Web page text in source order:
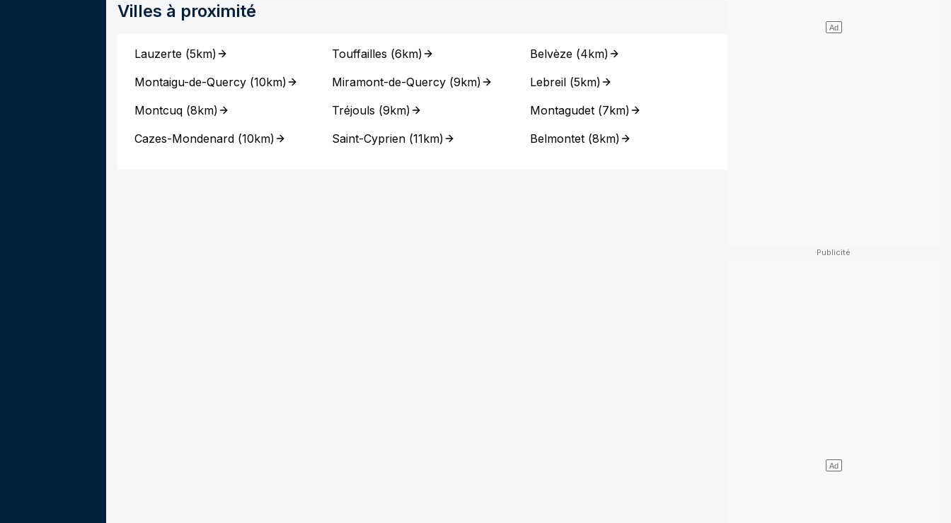
Villes à proximité
Lauzerte (5km)
Montaigu-de-Quercy (10km)
Montcuq (8km)
Cazes-Mondenard (10km)
Touffailles (6km)
Miramont-de-Quercy (9km)
Tréjouls (9km)
Saint-Cyprien (11km)
Belvèze(4km)
Lebreil(5km)
Montagudet(7km)
Belmontet(8km)